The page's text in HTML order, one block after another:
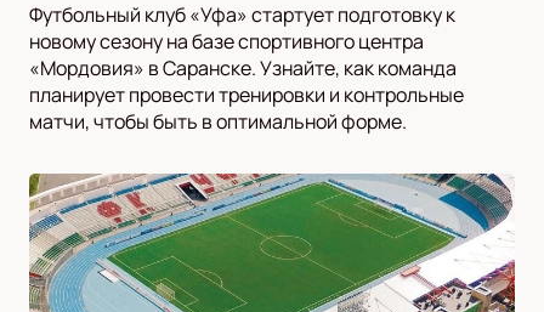
Футбольный клуб «Уфа» стартует подготовку к
новому сезону на базе спортивного центра
«Мордовия» в Саранске. Узнайте, как команда
планирует провести тренировки и контрольные
матчи, чтобы быть в оптимальной форме.